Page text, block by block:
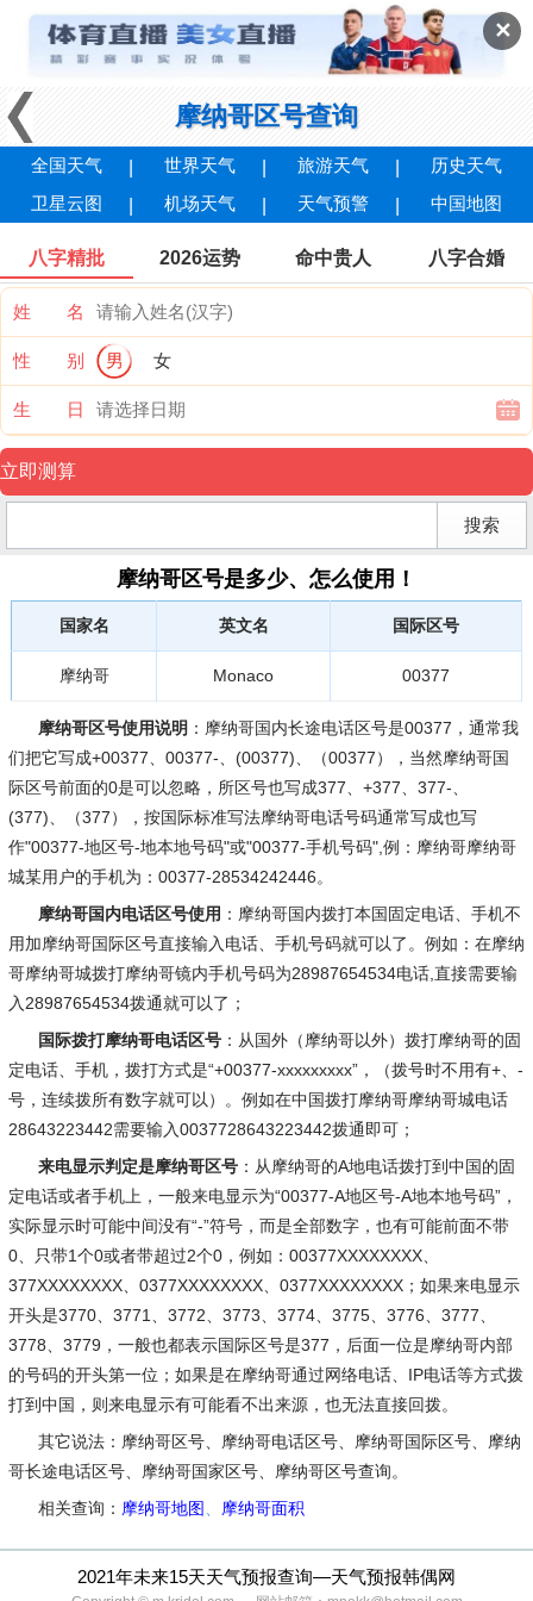
✕
摩纳哥区号查询
全国天气 世界天气 旅游天气
历史天气
卫星云图
机场天气 天气预警 中国地图
八字精批 2026运势 命中贵人 八字合婚
姓 名
性 别 男 女
生 日
摩纳哥区号是多少、怎么使用！
国家名 英文名 国际区号
摩纳哥 Monaco 00377
摩纳哥区号使用说明 ：摩纳哥国内长途电话区号是00377，通常我
们把它写成+00377、00377-、(00377)、（00377），当然摩纳哥国
际区号前面的0是可以忽略，所区号也写成377、+377、377-、
(377)、（377），按国际标准写法摩纳哥电话号码通常写成也写
作"00377-地区号-地本地号码"或"00377-手机号码",例：摩纳哥摩纳哥
城某用户的手机为：00377-28534242446。
摩纳哥国内电话区号使用 ：摩纳哥国内拨打本国固定电话、手机不
用加摩纳哥国际区号直接输入电话、手机号码就可以了。例如：在摩纳
哥摩纳哥城拨打摩纳哥镜内手机号码为28987654534电话,直接需要输
入28987654534拨通就可以了；
国际拨打摩纳哥电话区号：从国外（摩纳哥以外）拨打摩纳哥的固
定电话、手机，拨打方式是“+00377-xxxxxxxxx”，（拨号时不用有+、-
号，连续拨所有数字就可以）。例如在中国拨打摩纳哥摩纳哥城电话
28643223442需要输入0037728643223442拨通即可；
来电显示判定是摩纳哥区号：从摩纳哥的A地电话拨打到中国的固
定电话或者手机上，一般来电显示为“00377-A地区号-A地本地号码”，
实际显示时可能中间没有“-”符号，而是全部数字，也有可能前面不带
0、只带1个0或者带超过2个0，例如：00377XXXXXXXX、
377XXXXXXXX、0377XXXXXXXX、0377XXXXXXXX；如果来电显示
开头是3770、3771、3772、3773、3774、3775、3776、3777、
3778、3779，一般也都表示国际区号是377，后面一位是摩纳哥内部
的号码的开头第一位；如果是在摩纳哥通过网络电话、IP电话等方式拨
打到中国，则来电显示有可能看不出来源，也无法直接回拨。
其它说法：摩纳哥区号、摩纳哥电话区号、摩纳哥国际区号、摩纳
哥长途电话区号、摩纳哥国家区号、摩纳哥区号查询。
相关查询： 摩纳哥地图 摩纳哥面积
2021年未来15天天气预报查询—天气预报韩偶网